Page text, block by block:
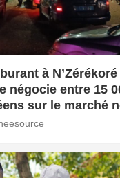
à
négocie entre 15
sur le marché